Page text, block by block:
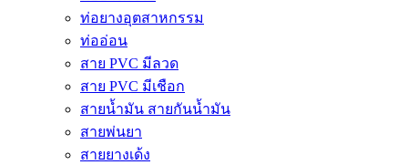
ท่อยางอุตสาหกรรม
ท่ออ่อน
สาย PVC มีลวด
สาย PVC มีเชือก
สายน้ำมัน สายกันน้ำมัน
สายพ่นยา
สายยางเด้ง